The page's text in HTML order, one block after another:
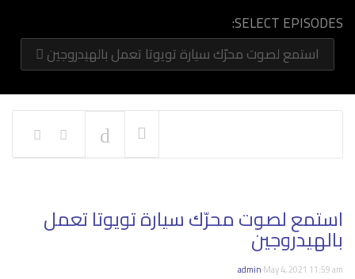
NOW PLAYING
SELECT EPISODES:
استمع لصوت محرّك سيارة تويوتا تعمل بالهيدروجين
استمع لصوت محرّك سيارة تويوتا تعمل
بالهيدروجين
admin May 4, 2021 11:59 am